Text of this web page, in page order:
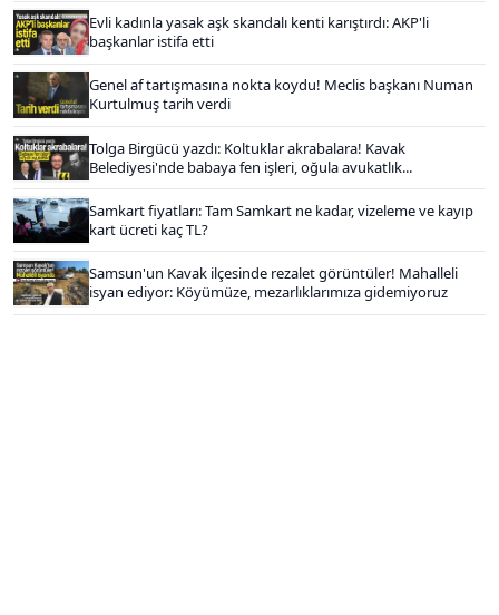
Evli kadınla yasak aşk skandalı kenti karıştırdı: AKP'li
başkanlar istifa etti
Genel af tartışmasına nokta koydu! Meclis başkanı Numan
Kurtulmuş tarih verdi
Tolga Birgücü yazdı: Koltuklar akrabalara! Kavak
Belediyesi'nde babaya fen işleri, oğula avukatlık...
Samkart fiyatları: Tam Samkart ne kadar, vizeleme ve kayıp
kart ücreti kaç TL?
Samsun'un Kavak ilçesinde rezalet görüntüler! Mahalleli
isyan ediyor: Köyümüze, mezarlıklarımıza gidemiyoruz